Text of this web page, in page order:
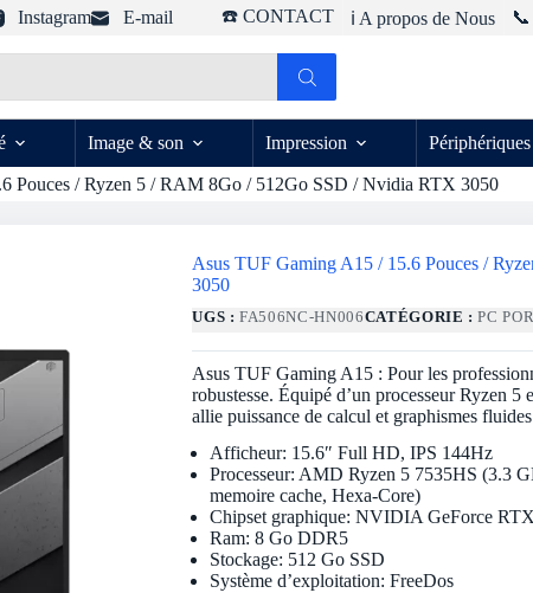
Instagram E-mail ☎️ CONTACT ℹ️ A propos de Nous
Image & son Impression Périphériques
Pouces / Ryzen 5 / RAM 8Go / 512Go SSD / Nvidia RTX 3050
Asus TUF Gaming A15 / 15.6 Pouces /
3050
UGS :FA506NC-HN006CATÉGORIE :PC
Asus TUF Gaming A15 : Pour les
robustesse.Équipé d’un processeur Ryzen
allie puissance de calcul et graphismes
Afficheur: 15.6″ Full HD, IPS 144Hz
Processeur: AMD Ryzen 5 7535HS (3.3
memoire cache, Hexa-Core)
Chipset graphique: NVIDIA GeForce
Ram: 8 Go DDR5
Stockage: 512 Go SSD
Système d’exploitation: FreeDos